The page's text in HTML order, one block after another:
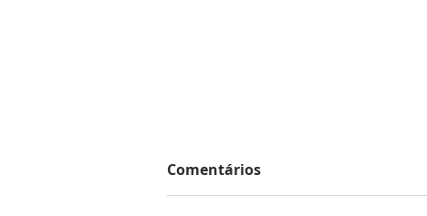
Comentários